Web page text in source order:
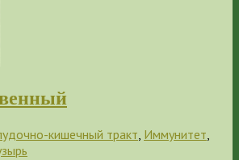
кишечный тракт, Иммунитет,